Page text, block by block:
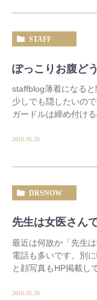
STAFF
ぽっこりお腹ど
staffblog薄着になる
少しでも隠したいので
ガードルは締め付け
2016.05.26
DRSNOW
先生は女医さん
最近は何故か「先生
電話も多いです。別
と顔写真もHP掲載し
2016.05.26